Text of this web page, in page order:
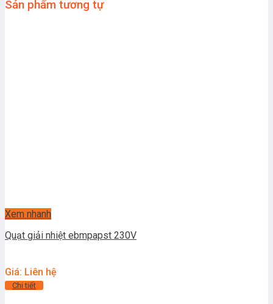
Sản phẩm tương tự
Xem nhanh
Quạt giải nhiệt ebmpapst 230V
Giá: Liên hệ
Chi tiết